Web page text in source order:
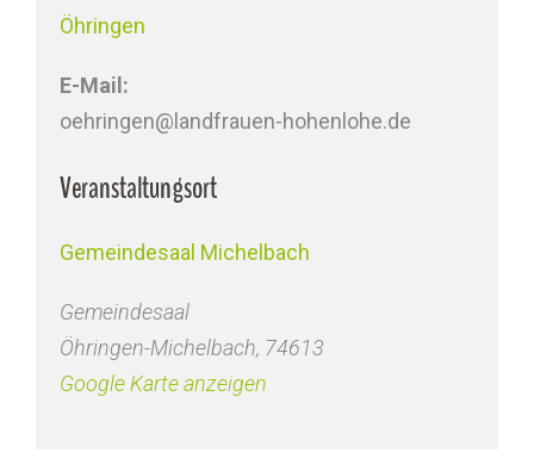
Öhringen
E-Mail:
oehringen@landfrauen-hohenlohe.de
Veranstaltungsort
Gemeindesaal Michelbach
Gemeindesaal
Öhringen-Michelbach, 74613
Google Karte anzeigen